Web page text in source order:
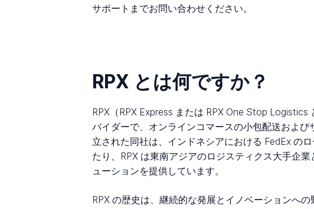
サポートまでお問い合わせください。
RPX とは何ですか？
RPX（RPX Express または RPX One Stop
バイダーで、オンラインコマースの小包配送およ
立された同社は、インドネシアにおける FedEx の
たり、RPX は東南アジアのロジスティクス大手企
ューションを提供しています。
RPX の歴史は、継続的な発展とイノベーションへ